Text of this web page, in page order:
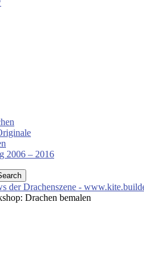
2006 – 2016
der Drachenszene -
Drachen bemalen